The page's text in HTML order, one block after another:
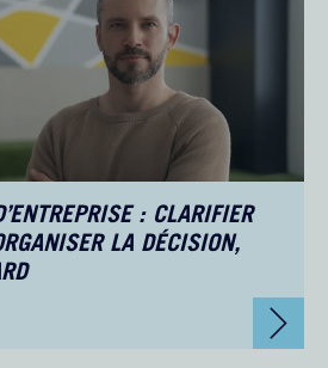
: CLARIFIER
LA DÉCISION,